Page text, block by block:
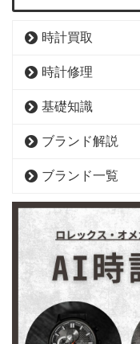
時計買取
時計修理
基礎知識
ブランド解説
ブランド一覧